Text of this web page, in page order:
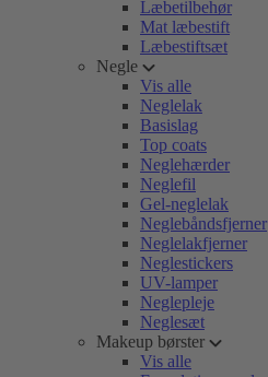
Læbetilbehør
Mat læbestift
Læbestiftsæt
Negle
Vis alle
Neglelak
Basislag
Top coats
Neglehærder
Neglefil
Gel-neglelak
Neglebåndsfjerner
Neglelakfjerner
Neglestickers
UV-lamper
Neglepleje
Neglesæt
Makeup børster
Vis alle